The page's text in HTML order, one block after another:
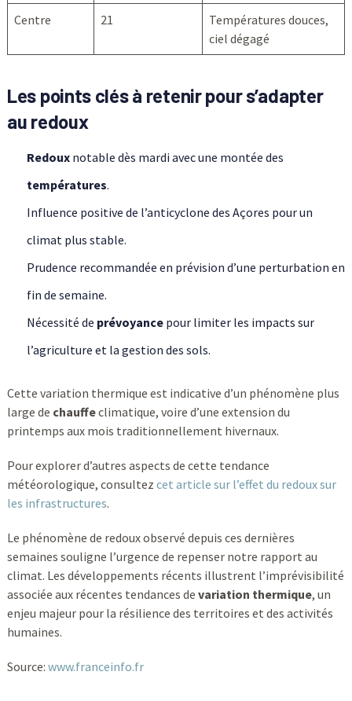
Centre 21
Températures douces,
ciel dégagé
Les points clés à retenir pour s’adapter
au redoux
Redouxnotable dès mardi avec une montée des
températures.
Influence positive de l’anticyclone des Açores pour un
climat plus stable.
Prudence recommandée en prévision d’une perturbation en
fin de semaine.
Nécessité de prévoyancepour limiter les impacts sur
l’agriculture et la gestion des sols.
Cette variation thermique est indicative d’un phénomène plus
large de chauffeclimatique, voire d’une extension du
printemps aux mois traditionnellement hivernaux.
Pour explorer d’autres aspects de cette tendance
météorologique, consultez cet article sur l’effet du redoux sur
les infrastructures.
Le phénomène de redoux observé depuis ces dernières
semaines souligne l’urgence de repenser notre rapport au
climat. Les développements récents illustrent l’imprévisibilité
associée aux récentes tendances de variation thermique, un
enjeu majeur pour la résilience des territoires et des activités
humaines.
Source: www.franceinfo.fr